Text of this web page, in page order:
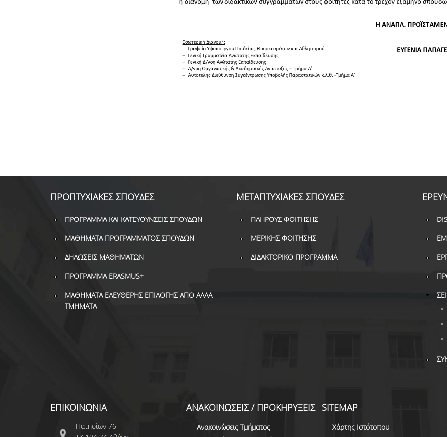
ΠΡΟΠΤΥΧΙΑΚΕΣ ΣΠΟΥΔΕΣ
ΠΡΟΓΡΑΜΜΑ ΚΑΙ ΚΑΤΕΥΘΥΝΣΕΙΣ ΣΠΟΥΔΩΝ
ΜΑΘΗΜΑΤΑ ΠΡΟΓΡΑΜΜΑΤΟΣ ΣΠΟΥΔΩΝ
ΔΗΛΩΣΕΙΣ ΜΑΘΗΜΑΤΩΝ
ΠΡΟΓΡΑΜΜΑ ERASMUS+
ΜΑΘΗΜΑΤΑ ΕΛΕΥΘΕΡΗΣ ΕΠΙΛΟΓΗΣ ΑΠΟ ΑΛΛΑ
ΤΜΗΜΑΤΑ
ΜΕΤΑΠΤΥΧΙΑΚΕΣ ΣΠΟΥΔΕΣ
ΠΛΗΡΟΥΣ ΦΟΙΤΗΣΗΣ
ΜΕΡΙΚΗΣ ΦΟΙΤΗΣΗΣ
ΔΙΔΑΚΤΟΡΙΚΟ ΠΡΟΓΡΑΜΜΑ
ΕΠΙΚΟΙΝΩΝΙΑ
Πατησίων 76
ΑΝΑΚΟΙΝΩΣΕΙΣ / ΠΡΟΚΗΡΥΞΕΙΣ
Ανακοινώσεις Τμήματος
SITEMAP
Χάρτης Ιστότοπου